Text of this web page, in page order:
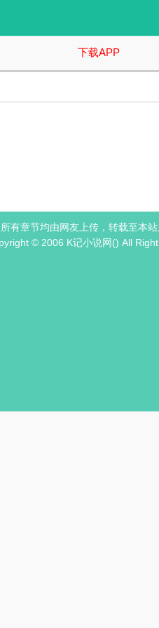
下载APP
书 住在十五元一夜的棺材房里
有章节均由网友上传，转载至本
© 2006 K记小说网() All